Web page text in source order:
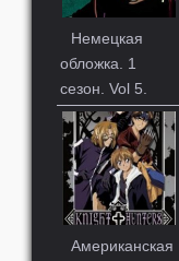
Немецкая
обложка. 1
сезон. Vol 5.
Американская